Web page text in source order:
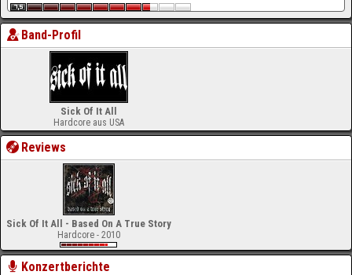
Band-Profil
Sick Of It All
Hardcore aus USA
Reviews
Sick Of It All - Based On A True Story
Hardcore - 2010
Konzertberichte